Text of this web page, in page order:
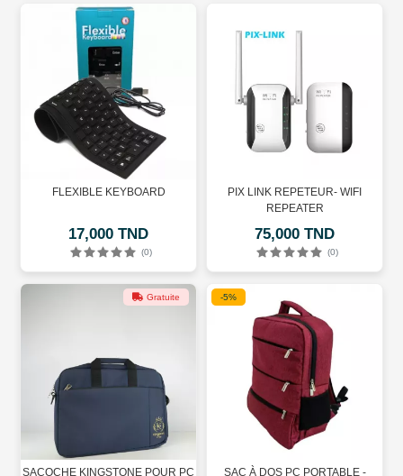
FLEXIBLE KEYBOARD
17,000 TND
(0)
PIX LINK REPETEUR- WIFI
REPEATER
75,000 TND
(0)
Gratuite
SACOCHE KINGSTONE POUR PC
-5%
SAC À DOS PC PORTABLE -